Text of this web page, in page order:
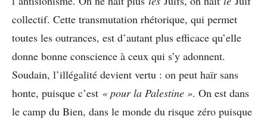
collectif. Cette transmutation rhétorique, qui permet
toutes les outrances, est d’autant plus efficace qu’elle
donne bonne conscience à ceux qui s’y adonnent.
Soudain, l’illégalité devient vertu : on peut haïr sans
honte, puisque c’est « pour la Palestine ». On est dans
le camp du Bien, dans le monde du risque zéro puisque